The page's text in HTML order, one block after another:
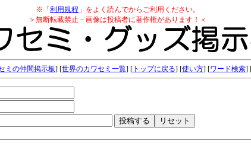
※「 利用規程 」をよく読んでからご利用ください。
＞無断転載禁止－画像は投稿者に著作権があります！＜
ミの仲間掲示板] [世界のカワセミ一覧] [トップに戻る] [使い方] [ワード検索]